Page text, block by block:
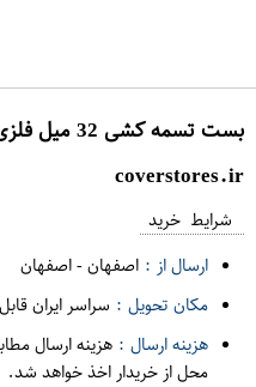
بست تسمه کشی 32 میل فلزی
coverstores.ir
شرایط خرید
ارسال از : اصفهان-اصفهان
مکان تحویل : سراسر ایران
هزینه ارسال : هزینه ارسال
محل از خریدار اخذ خواهد شد.